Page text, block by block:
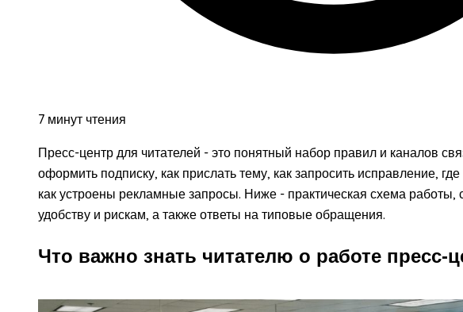
7 минут чтения
Пресс-центр для читателей - это понятный набор правил и каналов
оформить подписку, как прислать тему, как запросить исправление,
как устроены рекламные запросы. Ниже - практическая схема работы,
удобству и рискам, а также ответы на типовые обращения.
Что важно знать читателю о работе